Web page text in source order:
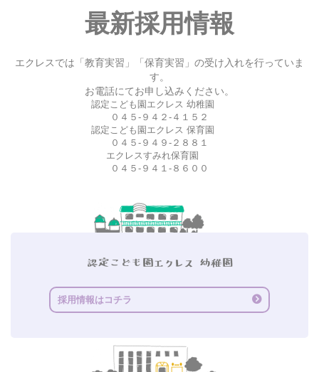
最新採用情報
エクレスでは「教育実習」「保育実習」の受け入れを行っていま
す。
お電話にてお申し込みください。
認定こども園エクレス 幼稚園
０４５-９４２-４１５２
認定こども園エクレス 保育園
０４５-９４９-２８８１
エクレスすみれ保育園
０４５-９４１-８６００
採用情報はコチラ